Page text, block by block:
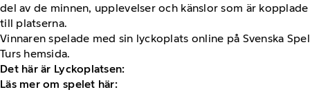
del av de minnen, upplevelser och känslor som är kopplade
till platserna.
Vinnaren spelade med sin lyckoplats online på Svenska Spel
Turs hemsida.
Det här är Lyckoplatsen:
Läs mer om spelet här: